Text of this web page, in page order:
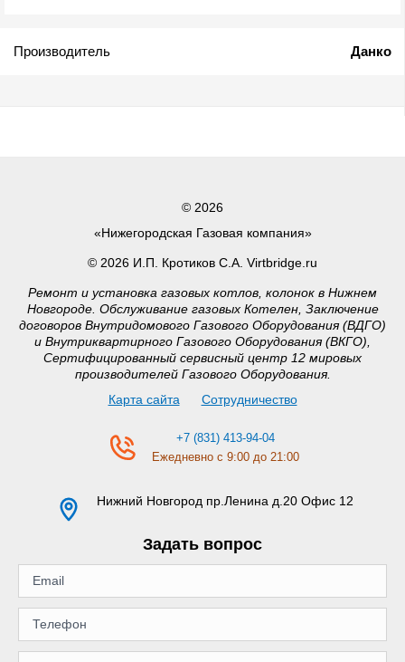
Производитель Данко
© 2026
«Нижегородская Газовая компания»
© 2026 И.П. Кротиков С.А. Virtbridge.ru
Ремонт и установка газовых котлов, колонок в Нижнем
Новгороде. Обслуживание газовых Котелен, Заключение
договоров Внутридомового Газового Оборудования (ВДГО)
и Внутриквартирного Газового Оборудования (ВКГО),
Сертифицированный сервисный центр 12 мировых
производителей Газового Оборудования.
Карта сайта
Сотрудничество
+7 (831) 413-94-04
Ежедневно с 9:00 до 21:00
Нижний Новгород пр.Ленина д.20 Офис 12
Задать вопрос